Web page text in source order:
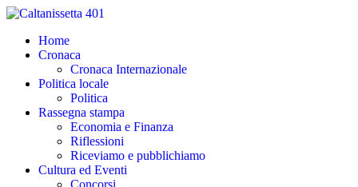
Home
Cronaca
Cronaca Internazionale
Politica locale
Politica
Rassegna stampa
Economia e Finanza
Riflessioni
Riceviamo e pubblichiamo
Cultura ed Eventi
Concorsi